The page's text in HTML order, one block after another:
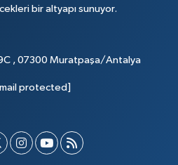
bir altyapı sunuyor.
, 07300 Muratpaşa/Antalya
protected]